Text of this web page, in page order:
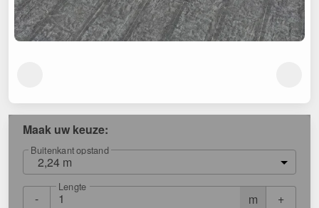
Maak uw keuze:
Buitenkant opstand
2,24 m
- m
Lengte
+